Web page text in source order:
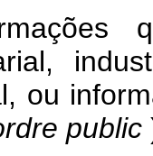
ou
public